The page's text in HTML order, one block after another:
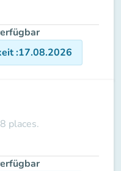
:17.08.2026
places.